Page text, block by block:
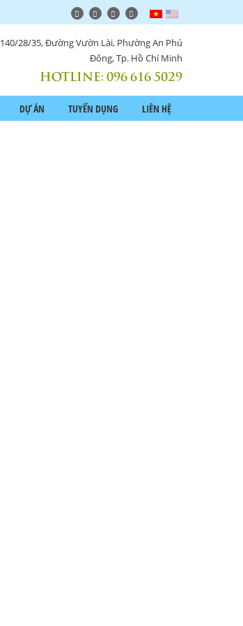
140/28/35, Đường Vườn Lài, Phường An Phú
Đông, Tp. Hồ Chí Minh
HOTLINE:096 616 5029
DỰ ÁN TUYỂN DỤNG LIÊN HỆ